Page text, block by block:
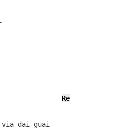
Re
dai guai